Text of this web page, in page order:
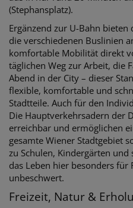
(Stephansplatz).
Ergänzend zur U-Bahn
die verschiedenen Buslinien
komfortable Mobilität direkt
täglichen Weg zur Arbeit, die
Abend in der City – dieser
flexible, komfortable und
Stadtteile. Auch für den
Die Hauptverkehrsadern der
erreichbar und ermöglichen
gesamte Wiener Stadtgebiet
zu Schulen, Kindergärten
das Leben hier besonders für
unbeschwert.
Freizeit, Natur &